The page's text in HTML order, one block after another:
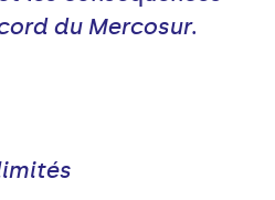
du Mercosur.